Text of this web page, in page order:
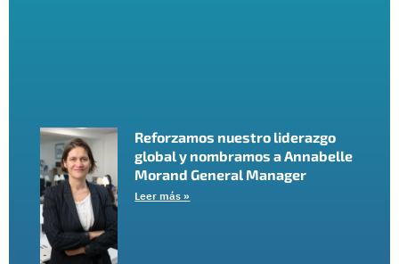
Reforzamos nuestro liderazgo
global y nombramos a Annabelle
Morand General Manager
Leer más »